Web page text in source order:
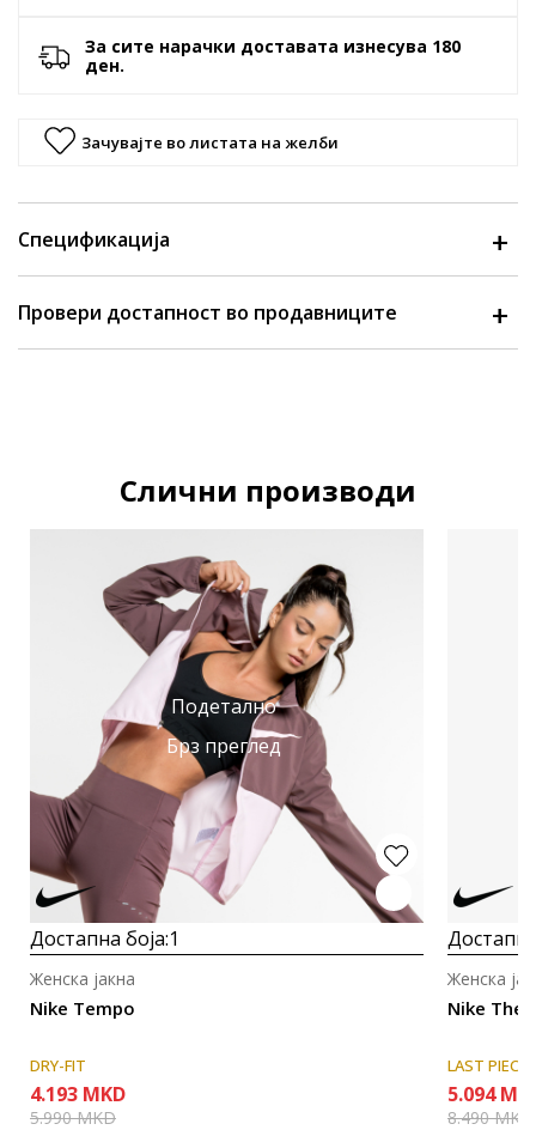
За сите нарачки доставата изнесува 180
ден.
Зачувајте во листата на желби
Спецификација
Провери достапност во продавниците
Слични производи
Подетално
Брз преглед
Достапна боја:1
Nike Tempo
Женска јакна
DRY-FIT
4.193 MKD
5.990MKD
Nike
Женска
LAST PIECE
5.094
8.490MKD